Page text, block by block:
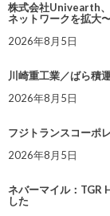
株式会社Univearth
ネットワークを拡大
2026年8月5日
川崎重工業／ばら積
2026年8月5日
フジトランスコーポ
2026年8月5日
ネバーマイル：TGR
した